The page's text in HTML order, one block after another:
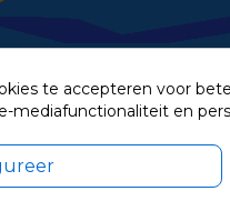
BTW en andere heffingen en
te accepteren voor
mediafunctionaliteit en